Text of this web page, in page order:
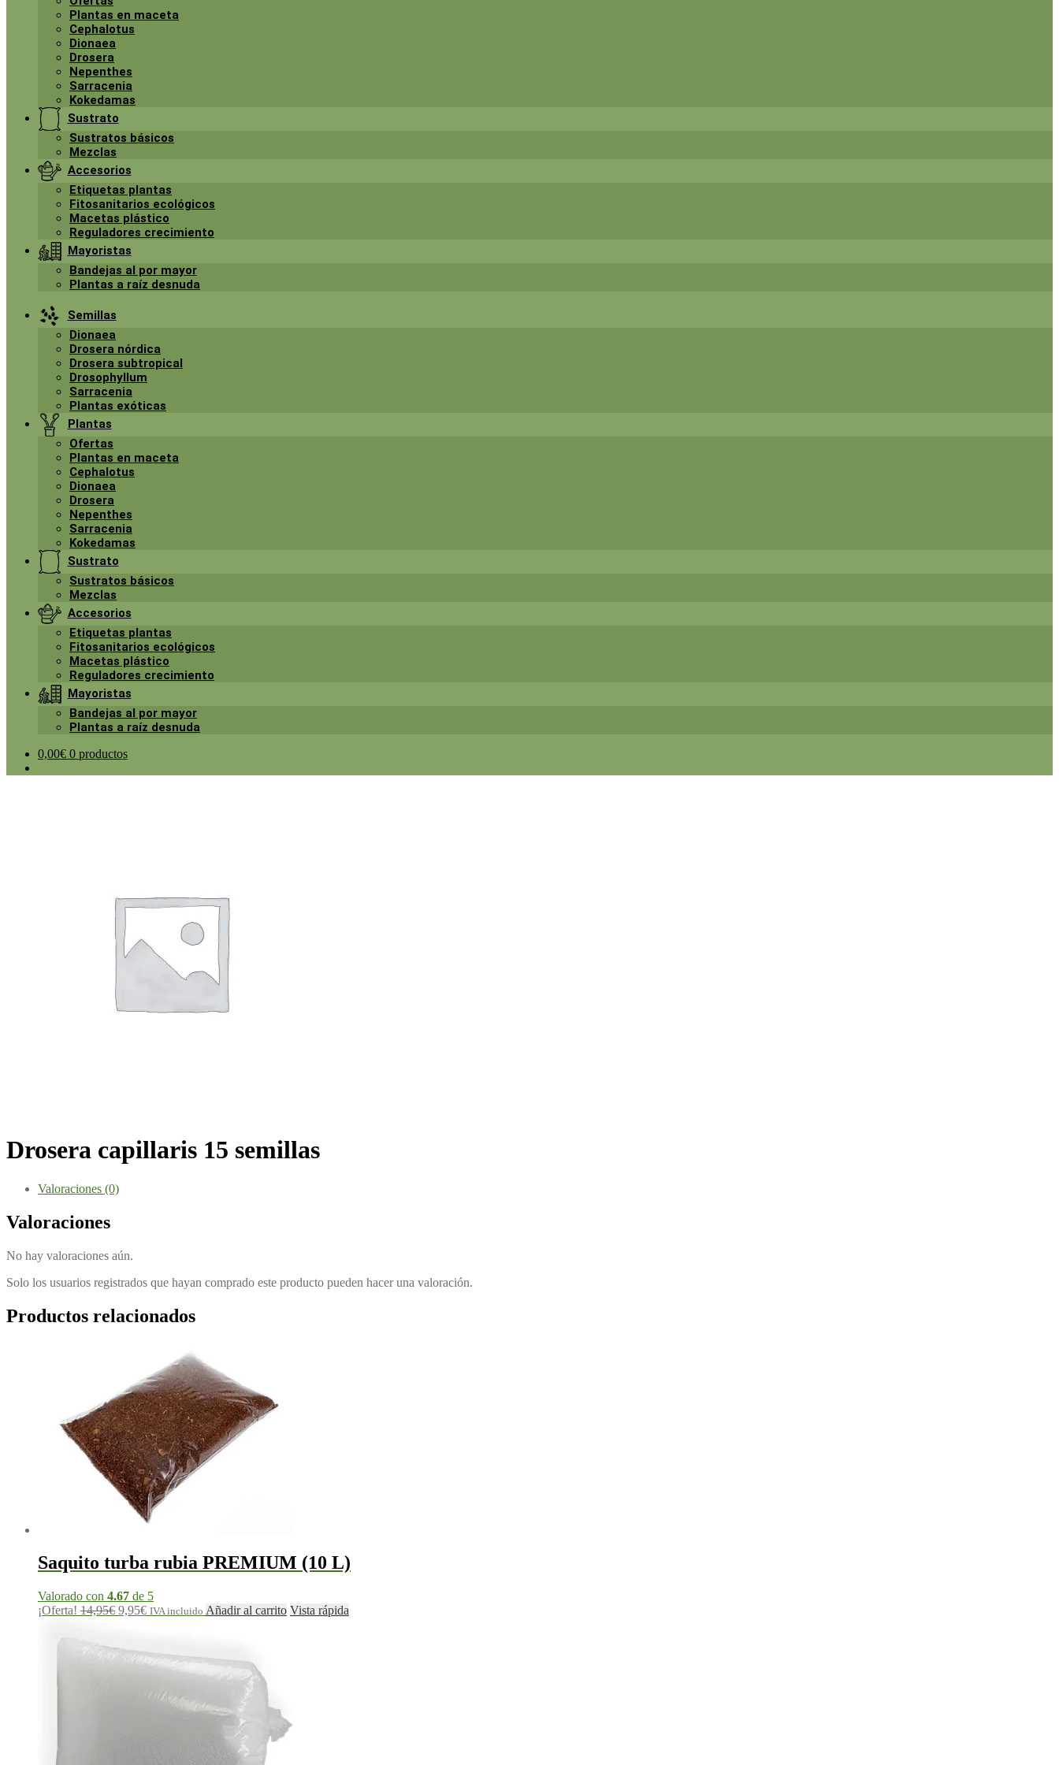
Plantas en maceta
Cephalotus
Dionaea
Drosera
Nepenthes
Sarracenia
Kokedamas
Sustrato
Sustratos básicos
Mezclas
Accesorios
Etiquetas plantas
Fitosanitarios ecológicos
Macetas plástico
Reguladores crecimiento
Mayoristas
Bandejas al por mayor
Plantas a raíz desnuda
Semillas
Dionaea
Drosera nórdica
Drosera subtropical
Drosophyllum
Sarracenia
Plantas exóticas
Plantas
Ofertas
Plantas en maceta
Cephalotus
Dionaea
Drosera
Nepenthes
Sarracenia
Kokedamas
Sustrato
Sustratos básicos
Mezclas
Accesorios
Etiquetas plantas
Fitosanitarios ecológicos
Macetas plástico
Reguladores crecimiento
Mayoristas
Bandejas al por mayor
Plantas a raíz desnuda
0,00€ 0 productos
Drosera capillaris 15 semillas
Valoraciones (0)
Valoraciones
No hay valoraciones aún.
Solo los usuarios registrados que hayan comprado este producto pueden hacer una valoración.
Productos relacionados
Saquito turba rubia PREMIUM (10 L)
Valorado con 4.67 de 5
¡Oferta! 14,95€ El
era:
14,95€.
9,95€El
es:
9,95€.
IVA incluido Añadir al carrito Vista rápida